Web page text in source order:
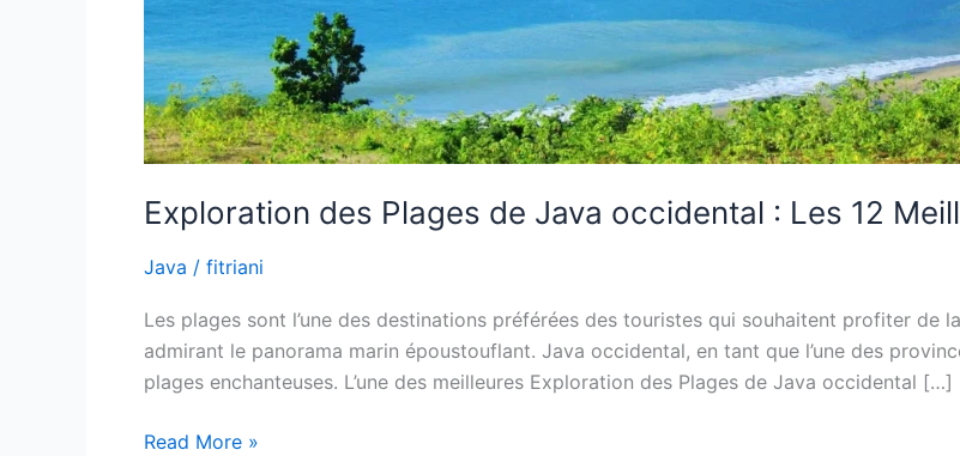
Exploration des Plages de Java occidental : Les 12
Java / fitriani
Les plages sont l’une des destinations préférées des touristes qui souhaitent profiter de
admirant le panorama marin époustouflant. Java occidental, en tant que l’une des
plages enchanteuses. L’une des meilleures Exploration des Plages de Java occidental […]
Read More »